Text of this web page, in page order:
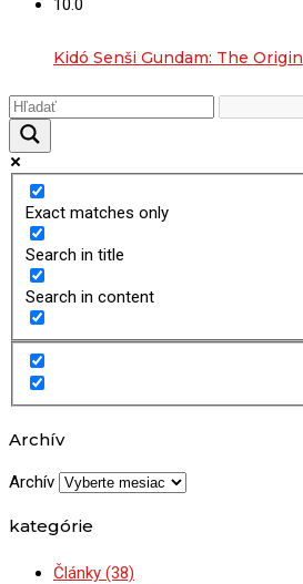
10.0
Kidó Senši Gundam: The Origin
Exact matches only
Search in title
Search in content
Archív
Archív
kategórie
Články (38)